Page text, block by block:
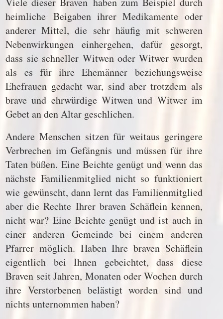
heimliche Beigaben ihrer Medikamente oder
anderer Mittel, die sehr häufig mit schweren
Nebenwirkungen einhergehen, dafür gesorgt,
dass sie schneller Witwen oder Witwer wurden
als es für ihre Ehemänner beziehungsweise
Ehefrauen gedacht war, sind aber trotzdem als
brave und ehrwürdige Witwen und Witwer im
Gebet an den Altar geschlichen.
Andere Menschen sitzen für weitaus geringere
Verbrechen im Gefängnis und müssen für ihre
Taten büßen. Eine Beichte genügt und wenn das
nächste Familienmitglied nicht so funktioniert
wie gewünscht, dann lernt das Familienmitglied
aber die Rechte Ihrer braven Schäflein kennen,
nicht war? Eine Beichte genügt und ist auch in
einer anderen Gemeinde bei einem anderen
Pfarrer möglich. Haben Ihre braven Schäflein
eigentlich bei Ihnen gebeichtet, dass diese
Braven seit Jahren, Monaten oder Wochen durch
ihre Verstorbenen belästigt worden sind und
nichts unternommen haben?